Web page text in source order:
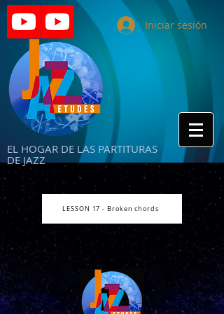
EL HOGAR DE LAS PARTITURAS
DE JAZZ
Iniciar sesión
LESSON 17 - Broken chords